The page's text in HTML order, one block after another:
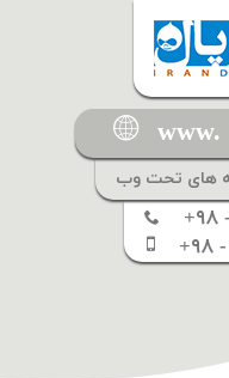
های تحت وب
۳۳
۳۹